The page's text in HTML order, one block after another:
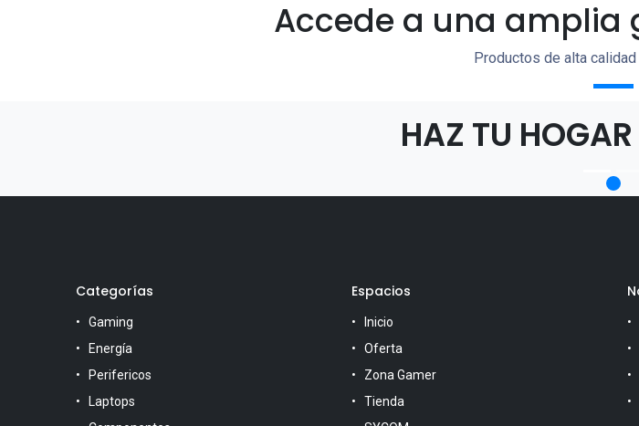
Accede a una amplia
Productos de alta
HAZ TU HOGAR
Categorías
Gaming
Energía
Perifericos
Laptops
Espacios
Inicio
Oferta
Zona Gamer
Tienda